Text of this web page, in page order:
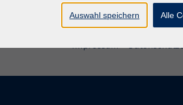
Auswahl speichern Alle